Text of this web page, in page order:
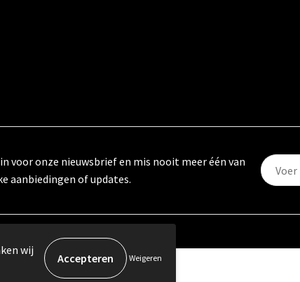
voor onze nieuwsbrief en mis nooit meer één van
aanbiedingen of updates.
wij
Weigeren